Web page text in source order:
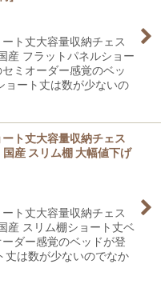
ト丈大容量収納チェス
産 フラットパネルショー
ミオーダー感覚のベッ
ョート丈は数が少ないの
ト丈大容量収納チェス
産 スリム棚 大幅値下げ
ト丈大容量収納チェス
産 スリム棚ショート丈ベ
ダー感覚のベッドが登
丈は数が少ないのでなか